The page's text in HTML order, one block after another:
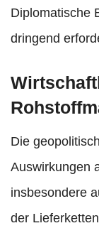
Diplomatische
dringend
Die
Auswirkungen
insbesondere
der